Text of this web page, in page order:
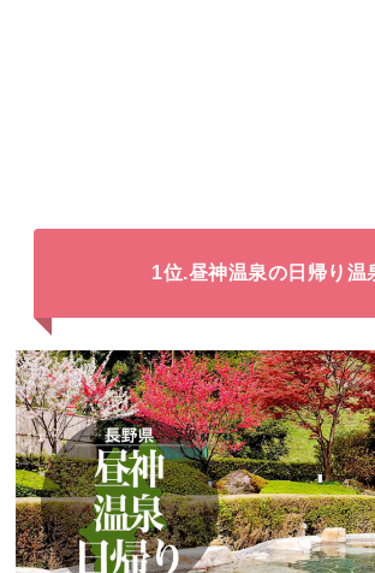
1位.昼神温泉の日帰り温